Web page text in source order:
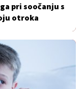
pri soočanju s
otroka